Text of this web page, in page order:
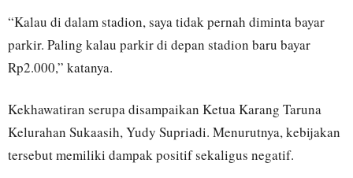
“Kalau di dalam stadion, saya tidak pernah diminta bayar
parkir. Paling kalau parkir di depan stadion baru bayar
Rp2.000,” katanya.
Kekhawatiran serupa disampaikan Ketua Karang Taruna
Kelurahan Sukaasih, Yudy Supriadi. Menurutnya, kebijakan
tersebut memiliki dampak positif sekaligus negatif.